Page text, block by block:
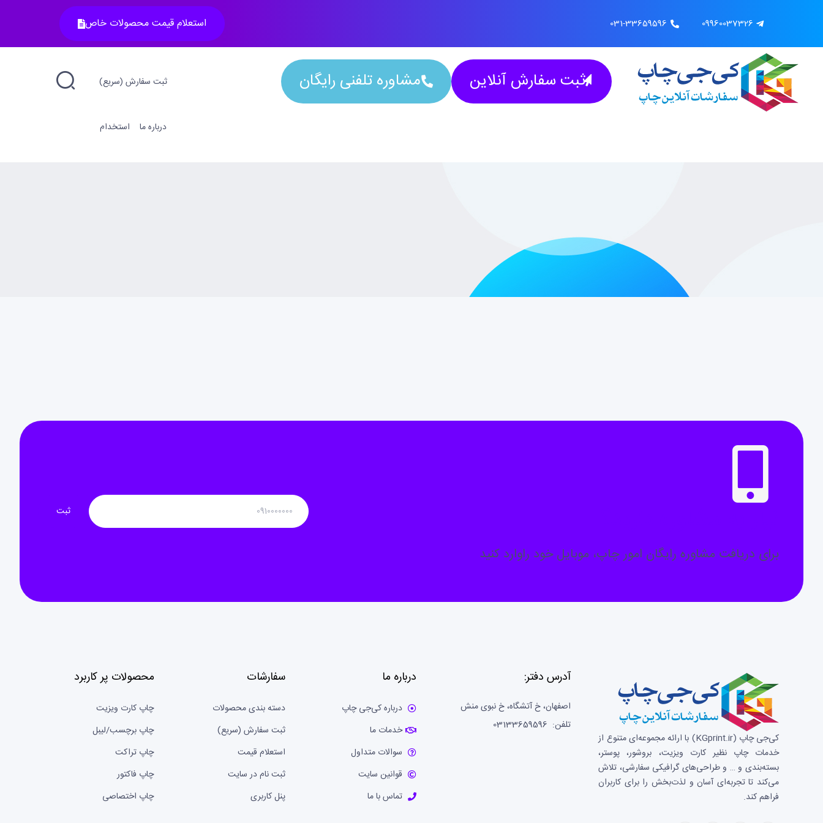
031-33659596 09960037326 استعلام قیمت محصولات خاص
ثبت سفارش آنلاین مشاوره تلفنی رایگان ثبت سفارش (سریع)
درباره ما استخدام
برای دریافت مشاوره رایگان امور چاپ، موبایل خود راوارد کنید
کی‌جی چاپ (KGprint.ir)
با ارائه مجموعه‌ای متنوع از
خدمات چاپ نظیر کارت ویزیت، بروشور، پوستر،
بسته‌بندی و … و طراحی‌های گرافیکی سفارشی، تلاش
می‌کند تا تجربه‌ای آسان و لذت‌بخش را برای کاربران
فراهم کند.
آدرس دفتر:
اصفهان، خ آتشگاه، خ نبوی منش
تلفن: 03133659596
درباره ما
درباره کی‌جی چاپ
خدمات ما
سوالات متداول
قوانین سایت
تماس با ما
سفارشات
دسته بندی محصولات
ثبت سفارش (سریع)
استعلام قیمت
ثبت نام در سایت
پنل کاربری
محصولات پر کاربرد
چاپ کارت ویزیت
چاپ برچسب/لیبل
چاپ تراکت
چاپ فاکتور
چاپ اختصاصی